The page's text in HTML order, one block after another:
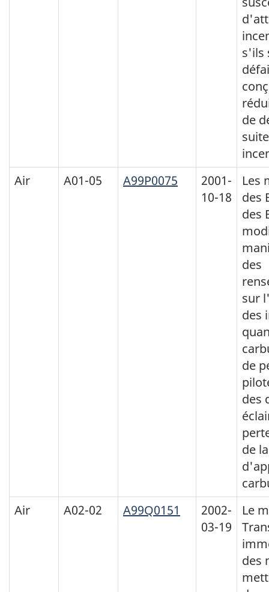
s'ils
de
Air
A01-05 A99P0075
2001-
10-18
Les
des
des
des
sur
des
de
des
de
Air
A02-02 A99Q0151
2002-
03-19
Le
des